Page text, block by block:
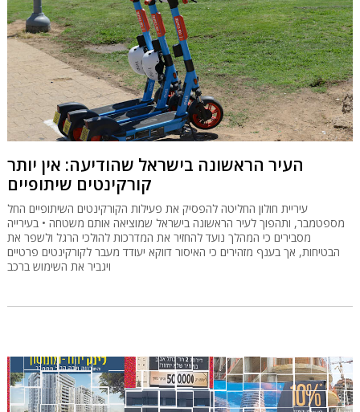
העיר הראשונה בישראל שהודיעה: אין יותר
קורקינטים שיתופיים
עיריית חולון החליטה להפסיק את פעילות הקורקינטים השיתופיים החל
מספטמבר, ותהפוך לעיר הראשונה בישראל שמוציאה אותם משטחה • בעירייה
מסבירים כי המהלך נועד להחזיר את המדרכות להולכי הרגל ולשפר את
הבטיחות, אך בענף מזהירים כי האיסור דווקא יעודד מעבר לקורקינטים פרטיים
ויגביר את השימוש ברכב